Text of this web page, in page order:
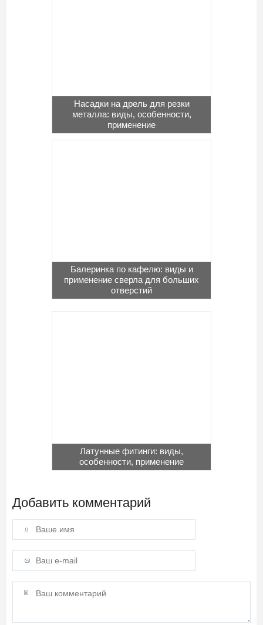
Насадки на дрель для резки
металла: виды, особенности,
применение
Балеринка по кафелю: виды и
применение сверла для больших
отверстий
Латунные фитинги: виды,
особенности, применение
Добавить комментарий